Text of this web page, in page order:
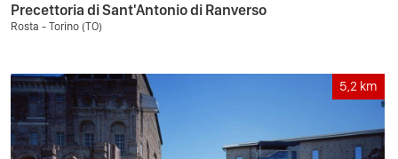
Precettoria di Sant'Antonio di Ranverso
Rosta - Torino (TO)
5,2 km